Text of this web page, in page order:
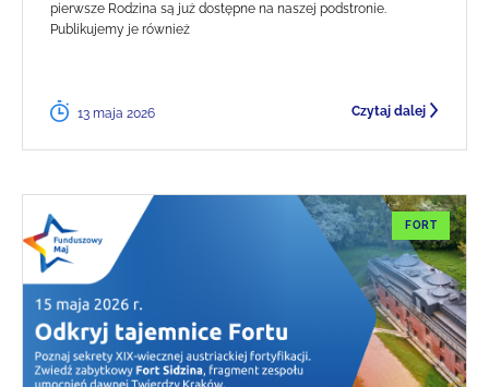
pierwsze Rodzina są już dostępne na naszej podstronie.
Publikujemy je również
13 maja 2026 Czytaj dalej
FORT